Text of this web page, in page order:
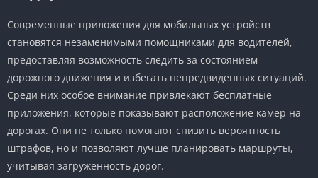
Современные приложения для мобильных устройств
становятся незаменимыми помощниками для водителей,
предоставляя возможность следить за состоянием
дорожного движения и избегать непредвиденных ситуаций.
Среди них особое внимание привлекают бесплатные
приложения, которые показывают расположение камер на
дорогах. Они не только помогают снизить вероятность
штрафов, но и позволяют лучше планировать маршруты,
учитывая загруженность дорог.